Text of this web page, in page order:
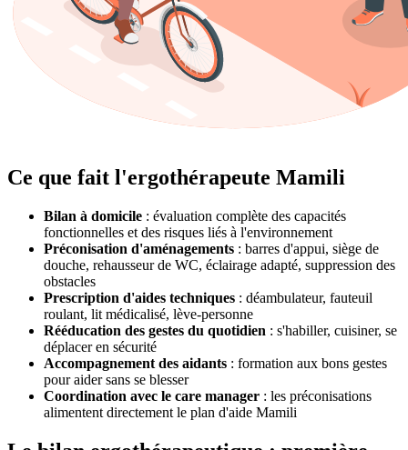
Ce que fait l'ergothérapeute Mamili
Bilan à domicile : évaluation complète des capacités
fonctionnelles et des risques liés à l'environnement
Préconisation d'aménagements : barres d'appui, siège de
douche, rehausseur de WC, éclairage adapté, suppression des
obstacles
Prescription d'aides techniques : déambulateur, fauteuil
roulant, lit médicalisé, lève-personne
Rééducation des gestes du quotidien : s'habiller, cuisiner, se
déplacer en sécurité
Accompagnement des aidants : formation aux bons gestes
pour aider sans se blesser
Coordination avec le care manager : les préconisations
alimentent directement le plan d'aide Mamili